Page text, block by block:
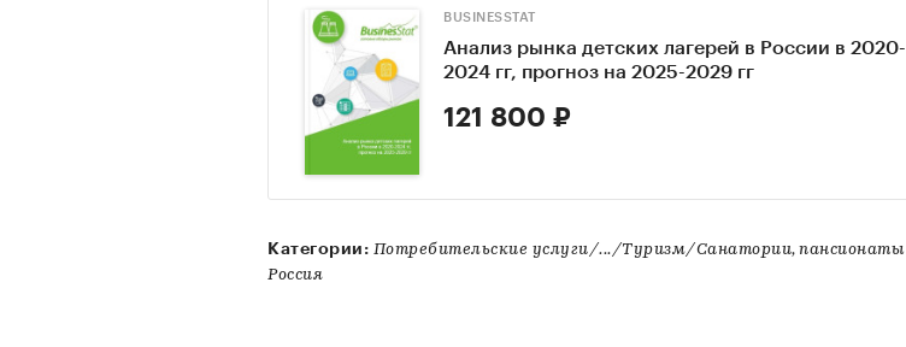
BUSINESSTAT
Анализ рынка детских лагерей в России в 2020-
2024 гг, прогноз на 2025-2029 гг
121 800 ₽
Категории: Потребительские услуги/.../Туризм/Санатории, пансионаты
Россия